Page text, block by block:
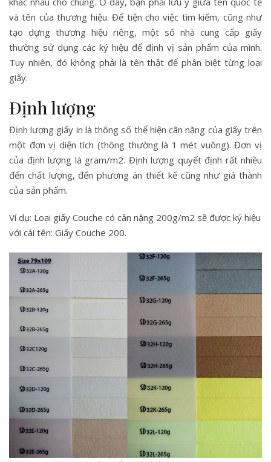
và tên của thương hiệu. Để tiện cho việc tìm kiếm, cũng như
tạo dựng thương hiệu riêng, một số nhà cung cấp giấy
thường sử dụng các ký hiệu để định vị sản phẩm của mình.
Tuy nhiên, đó không phải là tên thật để phân biệt từng loại
giấy.
Định lượng
Định lượng giấy in là thông số thể hiện cân nặng của giấy trên
một đơn vị diện tích (thông thường là 1 mét vuông). Đơn vị
của định lượng là gram/m2. Định lượng quyết định rất nhiều
đến chất lượng, đến phương án thiết kế cũng như giá thành
của sản phẩm.
Ví dụ: Loại giấy Couche có cân nặng 200g/m2 sẽ được ký hiệu
với cái tên: Giấy Couche 200.